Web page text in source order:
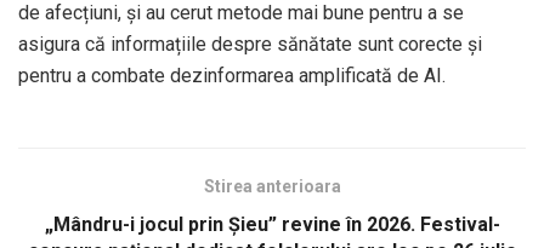
de afecțiuni, și au cerut metode mai bune pentru a se
asigura că informațiile despre sănătate sunt corecte și
pentru a combate dezinformarea amplificată de AI.
Stirea anterioara
„Mândru-i jocul prin Șieu” revine în 2026. Festival-